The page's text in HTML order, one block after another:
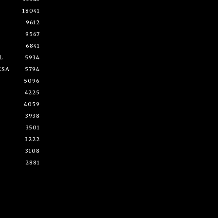
18041
9612
9567
6841
5934
5794
5096
4225
4059
3938
3501
3222
3108
2881